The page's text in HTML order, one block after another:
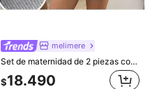
melimere
Set de maternidad de 2 piezas con camiseta de manga corta de cuello redondo de unicolor y pantalones cortos con cintura ajustable para lactancia
$18.490